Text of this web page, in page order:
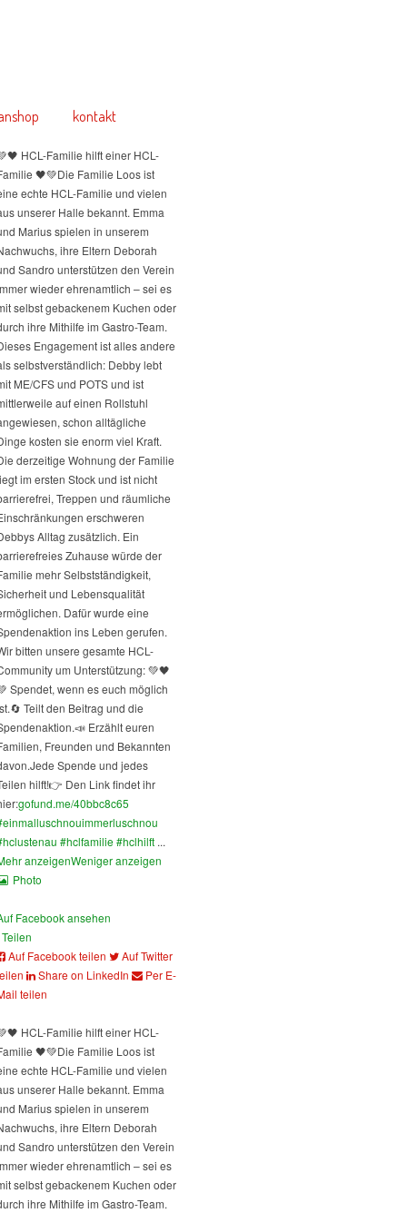
kontakt
HCL-Familie hilft einer HCL-
🖤💚Die Familie Loos ist
echte HCL-Familie und vielen
unserer Halle bekannt. Emma
Marius spielen in unserem
ihre Eltern Deborah
Sandro unterstützen den Verein
wieder ehrenamtlich – sei es
selbst gebackenem Kuchen oder
ihre Mithilfe im Gastro-Team.
Engagement ist alles andere
selbstverständlich: Debby lebt
ME/CFS und POTS und ist
auf einen Rollstuhl
schon alltägliche
kosten sie enorm viel Kraft.
derzeitige Wohnung der Familie
im ersten Stock und ist nicht
Treppen und räumliche
erschweren
Alltag zusätzlich. Ein
Zuhause würde der
mehr Selbstständigkeit,
und Lebensqualität
Dafür wurde eine
ins Leben gerufen.
bitten unsere gesamte HCL-
um Unterstützung: 💚🖤
Spendet, wenn es euch möglich
🔄 Teilt den Beitrag und die
📣 Erzählt euren
Freunden und Bekannten
Jede Spende und jedes
hilft!👉 Den Link findet ihr
gofund.me/40bbc8c65
#hclfamilie#hclhilft ...
anzeigenWeniger anzeigen
Photo
Facebook ansehen
Teilen
Auf Facebook teilen
Auf Twitter
Share on LinkedIn
Per E-
teilen
HCL-Familie hilft einer HCL-
🖤💚Die Familie Loos ist
echte HCL-Familie und vielen
unserer Halle bekannt. Emma
Marius spielen in unserem
ihre Eltern Deborah
Sandro unterstützen den Verein
wieder ehrenamtlich – sei es
selbst gebackenem Kuchen oder
ihre Mithilfe im Gastro-Team.